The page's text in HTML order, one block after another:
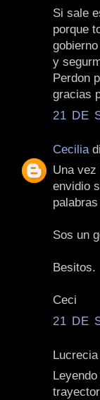
Si sale
porque
y
Perdon
gracias
21 DE
Cecilia
Una
envidio
Sos un
Besitos.
Ceci
21 DE